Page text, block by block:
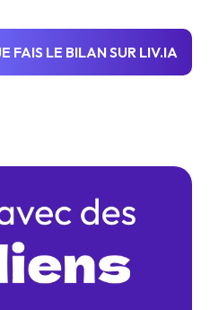
FAIS LE BILAN SUR LIV.IA